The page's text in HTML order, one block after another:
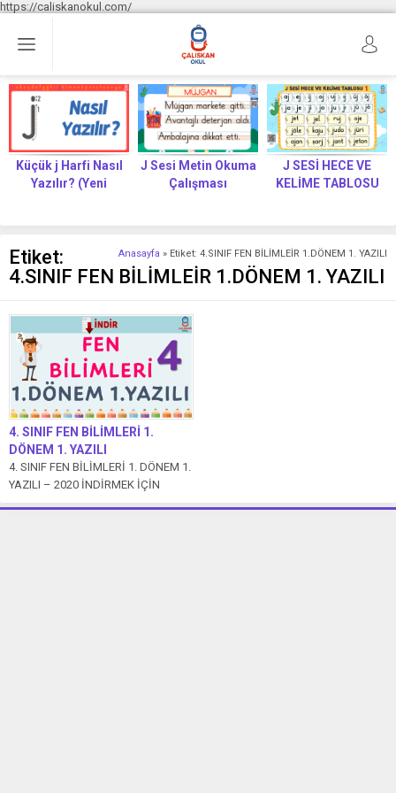
https://caliskanokul.com/
Küçük j Harfi Nasıl
Yazılır? (Yeni
J Sesi Metin Okuma
Çalışması
J SESİ HECE VE
KELİME TABLOSU
Anasayfa » Etiket: 4.SINIF FEN BİLİMLEİR 1.DÖNEM 1. YAZILI
Etiket:
4.SINIF FEN BİLİMLEİR 1.DÖNEM 1. YAZILI
4. SINIF FEN BİLİMLERİ 1.
DÖNEM 1. YAZILI
4. SINIF FEN BİLİMLERİ 1. DÖNEM 1.
YAZILI – 2020 İNDİRMEK İÇİN
TIKLAYIN.